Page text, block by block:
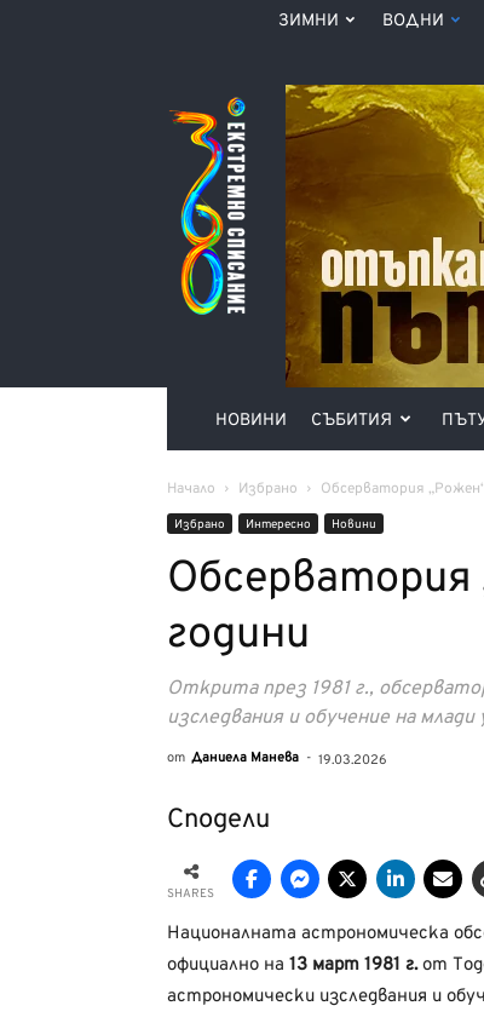
ЗИМНИ ВОДНИ
Списание
360°
НОВИНИ СЪБИТИЯ
Начало Избрано Обсерватория
Избрано Интерeсно Новини
години
Открита през 1981 г.,
изследвания и обучение на млади
от Даниела Манева - 19.03.2026
Сподели
SHARES
Националната астрономическа
официално на 13 март 1981 г.от
астрономически изследвания и